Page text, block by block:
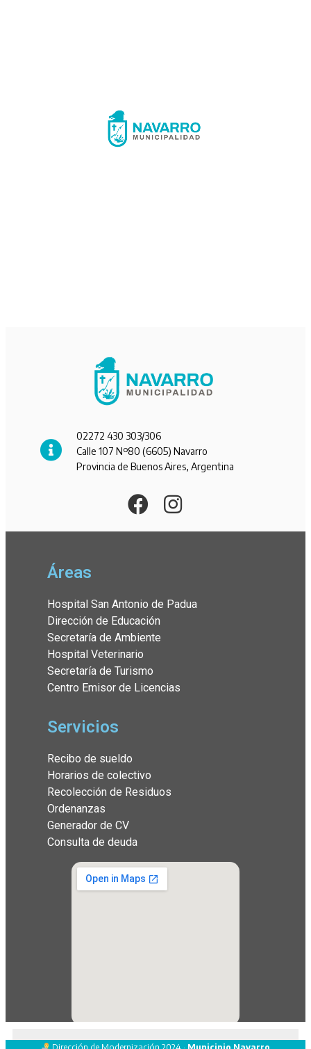
02272 430 303/306
Calle 107 Nº80 (6605) Navarro
Provincia de Buenos Aires, Argentina
Áreas
Hospital San Antonio de Padua
Dirección de Educación
Secretaría de Ambiente
Hospital Veterinario
Secretaría de Turismo
Centro Emisor de Licencias
Servicios
Recibo de sueldo
Horarios de colectivo
Recolección de Residuos
Ordenanzas
Generador de CV
Consulta de deuda